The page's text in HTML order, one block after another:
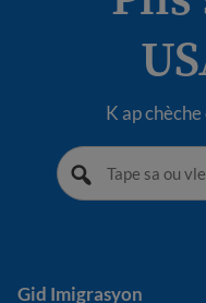
K ap
Gid Imigrasyon
Gid Imigrasyon